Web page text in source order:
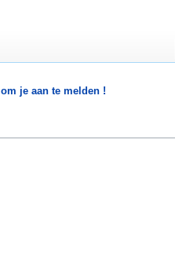
je aan te melden !